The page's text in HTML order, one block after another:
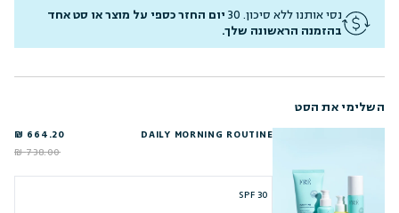
נסי אותנו ללא סיכון. 30
יום החזר כספי על מוצר או סט אחד
בהזמנה הראשונה שלך.
השלימי את הסט
DAILY MORNING ROUTINE
664.20 ₪
738.00 ₪